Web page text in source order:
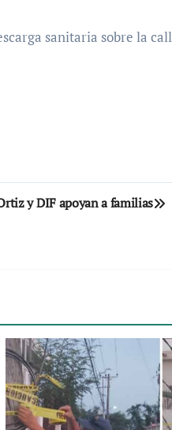
sanitaria sobre la
y DIF apoyan a familias